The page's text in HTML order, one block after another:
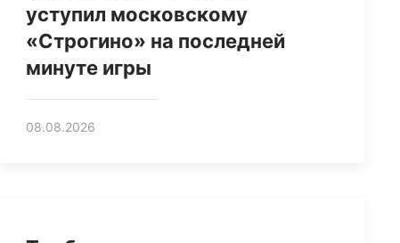
уступил московскому
«Строгино» на последней
минуте игры
08.08.2026